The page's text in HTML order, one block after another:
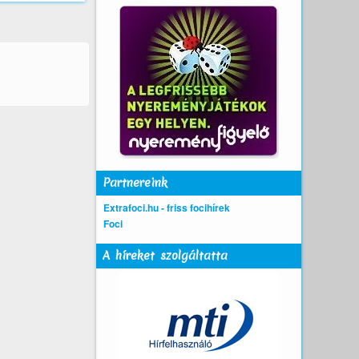
Partnereink
Extrafoci.hu - friss focihírek
Foci
A híreket szolgáltatta